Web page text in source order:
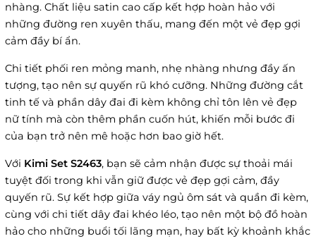
nhàng. Chất liệu satin cao cấp kết hợp hoàn hảo với
những đường ren xuyên thấu, mang đến một vẻ đẹp gợi
cảm đầy bí ẩn.
Chi tiết phối ren mỏng manh, nhẹ nhàng nhưng đầy ấn
tượng, tạo nên sự quyến rũ khó cưỡng. Những đường cắt
tinh tế và phần dây đai đi kèm không chỉ tôn lên vẻ đẹp
nữ tính mà còn thêm phần cuốn hút, khiến mỗi bước đi
của bạn trở nên mê hoặc hơn bao giờ hết.
Với Kimi Set S2463, bạn sẽ cảm nhận được sự thoải mái
tuyệt đối trong khi vẫn giữ được vẻ đẹp gợi cảm, đầy
quyến rũ. Sự kết hợp giữa váy ngủ ôm sát và quần đi kèm,
cùng với chi tiết dây đai khéo léo, tạo nên một bộ đồ hoàn
hảo cho những buổi tối lãng mạn, hay bất kỳ khoảnh khắc